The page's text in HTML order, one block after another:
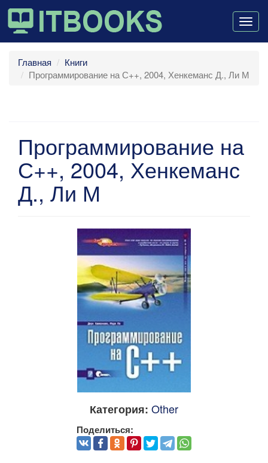
Главная
Книги
Программирование на С++, 2004, Хенкеманс Д., Ли М
Программирование на
С++, 2004, Хенкеманс
Д., Ли М
Категория: Other
Поделиться: